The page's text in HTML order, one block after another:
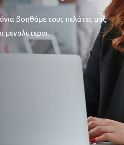
βοηθάμε τους πελάτες μας
μεγαλύτεροι.